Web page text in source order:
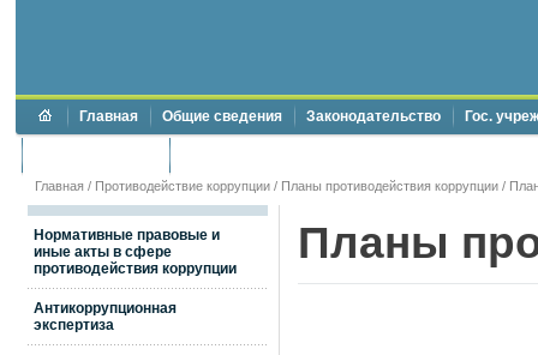
Главная Общие сведения Законодательство Гос.
Главная / Противодействие коррупции / Планы противодействия коррупции /
Нормативные правовые и
иные акты в сфере
противодействия коррупции
Антикоррупционная
экспертиза
Планы